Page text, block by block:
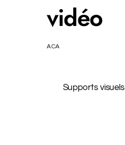
vidéo
ACA
Supports visuels